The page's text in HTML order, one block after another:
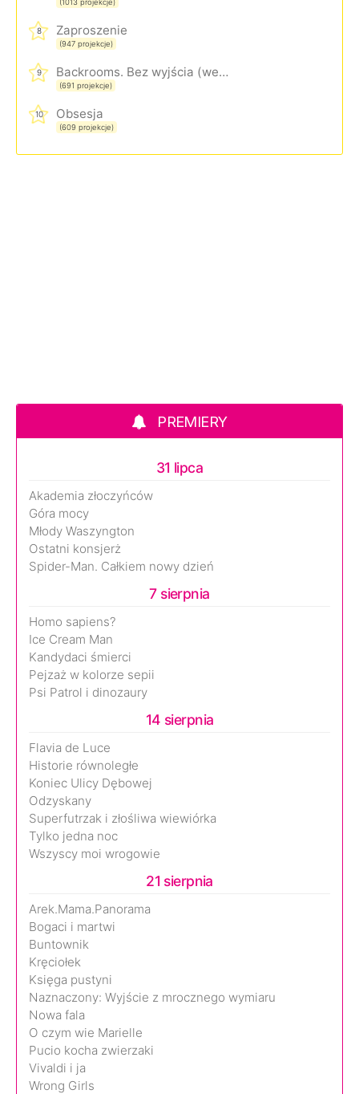
(1013 projekcje)
8 Zaproszenie
(947 projekcje)
9 Backrooms. Bez wyjścia (wersja rozszerzona)
(691 projekcje)
10 Obsesja
(609 projekcje)
PREMIERY
31 lipca
Akademia złoczyńców
Góra mocy
Młody Waszyngton
Ostatni konsjerż
Spider-Man. Całkiem nowy dzień
7 sierpnia
Homo sapiens?
Ice Cream Man
Kandydaci śmierci
Pejzaż w kolorze sepii
Psi Patrol i dinozaury
14 sierpnia
Flavia de Luce
Historie równoległe
Koniec Ulicy Dębowej
Odzyskany
Superfutrzak i złośliwa wiewiórka
Tylko jedna noc
Wszyscy moi wrogowie
21 sierpnia
Arek.Mama.Panorama
Bogaci i martwi
Buntownik
Kręciołek
Księga pustyni
Naznaczony: Wyjście z mrocznego wymiaru
Nowa fala
O czym wie Marielle
Pucio kocha zwierzaki
Vivaldi i ja
Wrong Girls